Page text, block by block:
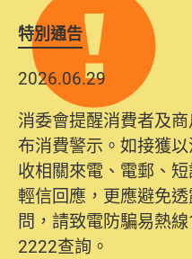
特別通告
2026.06.29
消委會提醒消費者及
布消費警示。如接獲
收相關來電、電郵、
輕信回應，更應避免
問，請致電防騙易熱
2222查詢。